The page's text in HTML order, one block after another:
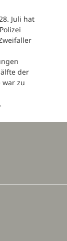
Juli hat
der
war zu